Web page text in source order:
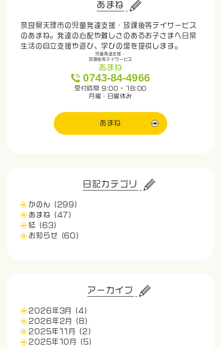
あまね
奈良県天理市の児童発達支援・放課後等デイサービス
のあまね。発達の心配や難しさのあるお子さまへ日常
生活の自立支援や遊び、学びの場を提供します。
児童発達支援・
放課後等デイサービス
あまね
0743-84-4966
受付時間 9:00 - 18:00
月曜・日曜休み
あまね
日記カテゴリ
かのん
(299)
あまね
(47)
結
(63)
お知らせ
(60)
アーカイブ
2026年3月
(4)
2026年2月
(8)
2025年11月
(2)
2025年10月
(5)